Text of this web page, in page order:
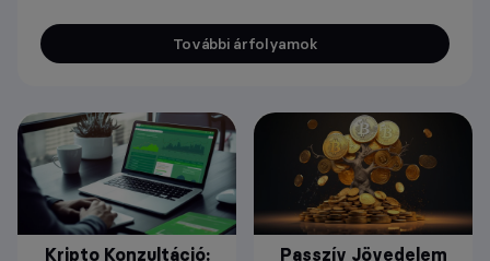
További árfolyamok
Kripto Konzultáció:
Passzív Jövedelem